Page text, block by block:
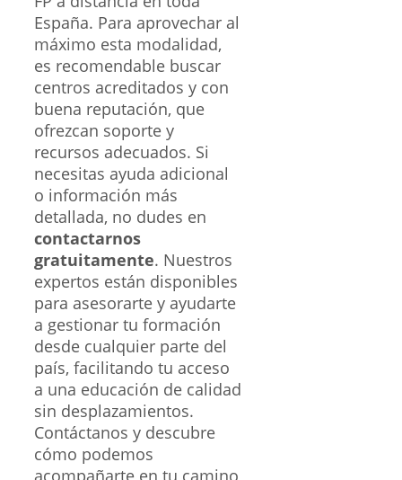
España. Para aprovechar al
máximo esta modalidad,
es recomendable buscar
centros acreditados y con
buena reputación, que
ofrezcan soporte y
recursos adecuados. Si
necesitas ayuda adicional
o información más
detallada, no dudes en
contactarnos
gratuitamente. Nuestros
expertos están disponibles
para asesorarte y ayudarte
a gestionar tu formación
desde cualquier parte del
país, facilitando tu acceso
a una educación de calidad
sin desplazamientos.
Contáctanos y descubre
cómo podemos
acompañarte en tu camino